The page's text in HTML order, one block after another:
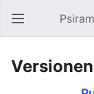
Hauptmenü öffnen Psiram
Versionen